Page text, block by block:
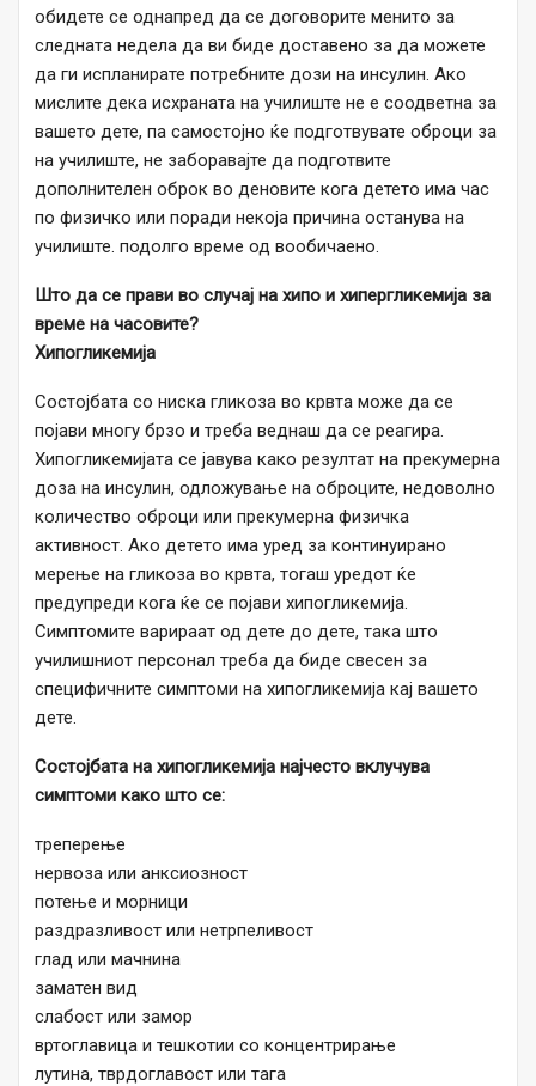
обидете се однапред да се договорите менито за
следната недела да ви биде доставено за да можете
да ги испланирате потребните дози на инсулин. Ако
мислите дека исхраната на училиште не е соодветна за
вашето дете, па самостојно ќе подготвувате оброци за
на училиште, не заборавајте да подготвите
дополнителен оброк во деновите кога детето има час
по физичко или поради некоја причина останува на
училиште. подолго време од вообичаено.
Што да се прави во случај на хипо и хипергликемија за
време на часовите?
Хипогликемија
Состојбата со ниска гликоза во крвта може да се
појави многу брзо и треба веднаш да се реагира.
Хипогликемијата се јавува како резултат на прекумерна
доза на инсулин, одложување на оброците, недоволно
количество оброци или прекумерна физичка
активност. Ако детето има уред за континуирано
мерење на гликоза во крвта, тогаш уредот ќе
предупреди кога ќе се појави хипогликемија.
Симптомите варираат од дете до дете, така што
училишниот персонал треба да биде свесен за
специфичните симптоми на хипогликемија кај вашето
дете.
Состојбата на хипогликемија најчесто вклучува
симптоми како што се:
треперење
нервоза или анксиозност
потење и морници
раздразливост или нетрпеливост
глад или мачнина
заматен вид
слабост или замор
вртоглавица и тешкотии со концентрирање
лутина, тврдоглавост или тага